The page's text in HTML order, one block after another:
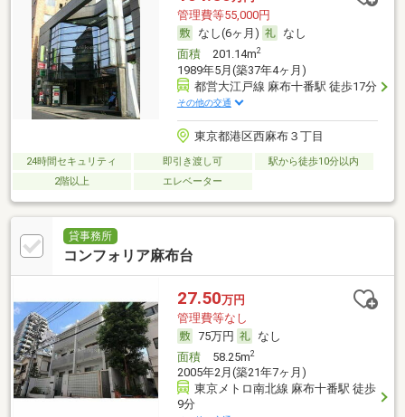
管理費等55,000円
なし(6ヶ月)
なし
面積201.14m2
1989年5月(築37年4ヶ月)
都営大江戸線 麻布十番駅 徒歩17分
その他の交通
東京都港区西麻布３丁目
24時間セキュリティ 即引き渡し可
駅から徒歩10分以内
2階以上
エレベーター
貸事務所
コンフォリア麻布台
27.50万円
管理費等なし
75万円
なし
面積58.25m2
2005年2月(築21年7ヶ月)
東京メトロ南北線 麻布十番駅 徒歩
9分